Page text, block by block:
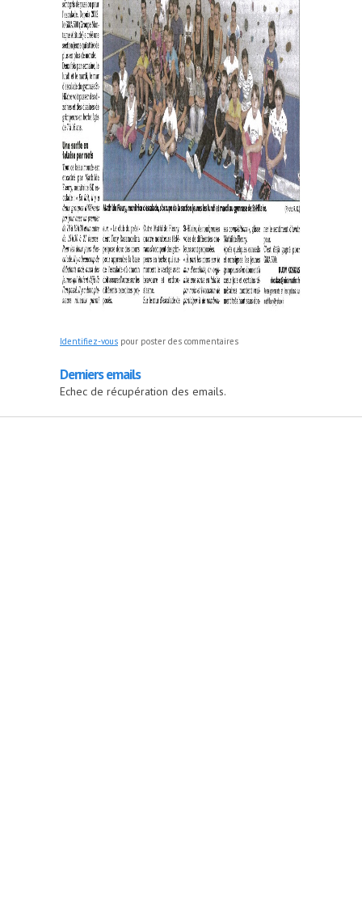
Identifiez-vous pour poster des commentaires
Derniers emails
Echec de récupération des emails.